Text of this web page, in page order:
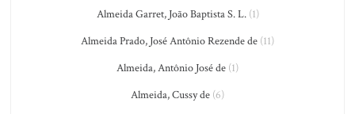
Almeida Garret, João Baptista S. L.(1)
Almeida Prado, José Antônio Rezende de (11)
Almeida, Antônio José de (1)
Almeida, Cussy de (6)